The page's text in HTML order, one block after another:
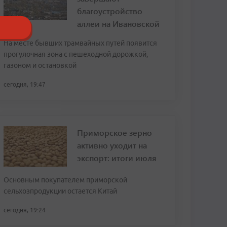
благоустройство
аллеи на Ивановской
На месте бывших трамвайных путей появится
прогулочная зона с пешеходной дорожкой,
газоном и остановкой
сегодня, 19:47
Приморское зерно
активно уходит на
экспорт: итоги июля
Основным покупателем приморской
сельхозпродукции остается Китай
сегодня, 19:24